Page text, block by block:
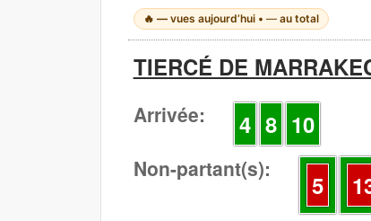
🔥 —vues aujourd’hui • —au total
TIERCÉ DE
Arrivée: 4 8 10
Non-partant(s):
5